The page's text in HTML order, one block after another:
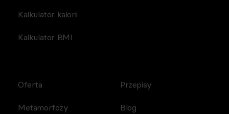
Kalkulator kalorii
Kalkulator BMI
Oferta
Metamorfozy
Przepisy
Blog